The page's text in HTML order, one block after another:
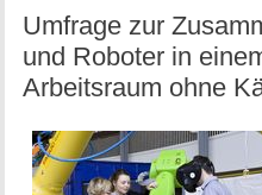
Umfrage zur
und Roboter in
Arbeitsraum ohne